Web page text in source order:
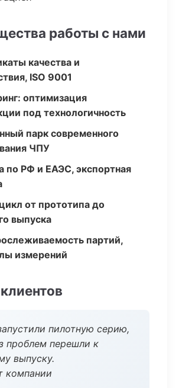
работы с нами
качества и
ISO 9001
оптимизация
под технологичность
парк современного
ЧПУ
по РФ и ЕАЭС, экспортная
от прототипа до
выпуска
партий,
измерений
пилотную серию,
проблем перешли к
выпуску.
компании